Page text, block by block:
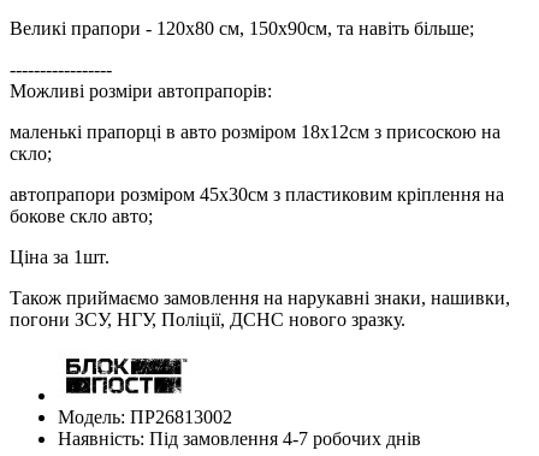
Великі прапори - 120х80 см, 150х90см, та навіть більше;
-----------------
Можливі розміри автопрапорів:
маленькі прапорці в авто розміром 18х12см з присоскою на
скло;
автопрапори розміром 45х30см з пластиковим кріплення на
бокове скло авто;
Ціна за 1шт.
Також приймаємо замовлення на нарукавні знаки, нашивки,
погони ЗСУ, НГУ, Поліції, ДСНС нового зразку.
Модель: ПР26813002
Наявність: Під замовлення 4-7 робочих днів